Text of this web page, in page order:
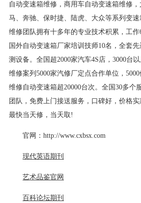
自动变速箱维修，商用车自动变速箱维修
马、奔驰、保时捷、陆虎、大众等系列变
维修团队拥有十多年的专业技术积累，工
国外自动变速箱厂家培训技师10名，全套
测设备。全国超2000家汽车4S店，3000台
维修案列5000家汽修厂定点合作单位，
维修自动变速箱超20000台次。全国30多个
团队，免费上门接送服务，口碑好，价格实
最快当天修，当天取!
官网：http://www.cxbsx.com
现代英语期刊
艺术品鉴官网
百科论坛期刊